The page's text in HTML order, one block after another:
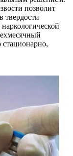
позволит
твердости
стационарно,